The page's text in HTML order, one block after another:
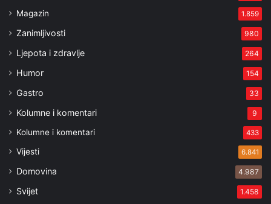
Magazin 1.859
Zanimljivosti 980
Ljepota i zdravlje 264
Humor 154
Gastro 33
Kolumne i komentari 9
Kolumne i komentari 433
Vijesti 6.841
Domovina 4.987
Svijet 1.458